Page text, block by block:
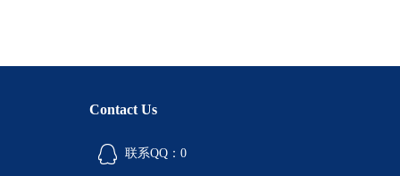
Contact Us
联系QQ：0